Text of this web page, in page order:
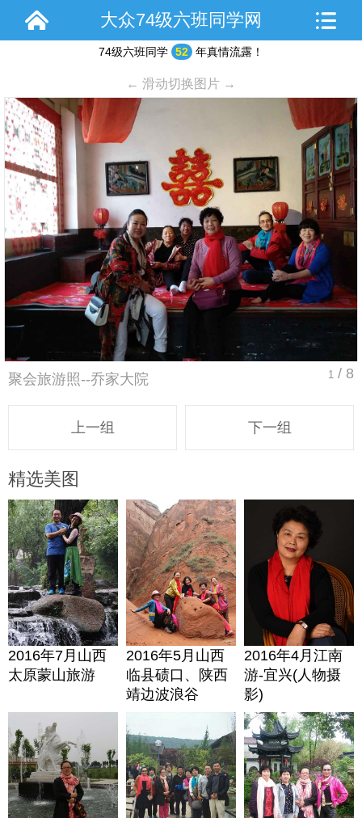
大众74级六班同学网
74级六班同学 52 年真情流露！
← 滑动切换图片 →
1 / 8
聚会旅游照--乔家大院
上一组 下一组
精选美图
2016年7月山西
太原蒙山旅游
2016年5月山西
临县碛口、陕西
靖边波浪谷
2016年4月江南
游-宜兴(人物摄
影)